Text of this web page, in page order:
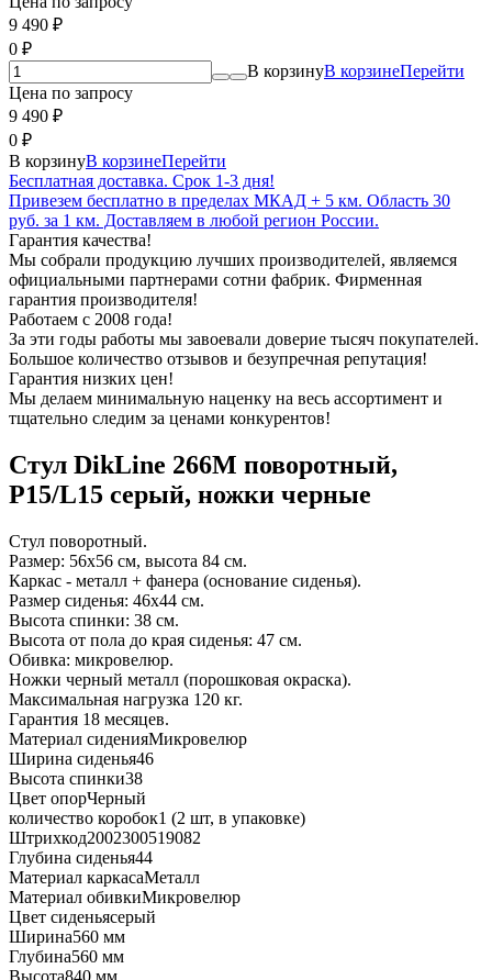
9 490 ₽
0 ₽
В корзинуВ корзинеПерейти
Цена по запросу
9 490 ₽
0 ₽
В корзинуВ корзинеПерейти
Бесплатная доставка. Срок 1-3 дня!
Привезем бесплатно в пределах МКАД + 5 км. Область 30
руб. за 1 км. Доставляем в любой регион России.
Гарантия качества!
Мы собрали продукцию лучших производителей, являемся
официальными партнерами сотни фабрик. Фирменная
гарантия производителя!
Работаем с 2008 года!
За эти годы работы мы завоевали доверие тысяч покупателей.
Большое количество отзывов и безупречная репутация!
Гарантия низких цен!
Мы делаем минимальную наценку на весь ассортимент и
тщательно следим за ценами конкурентов!
Стул DikLine 266M поворотный,
P15/L15 серый, ножки черные
Стул поворотный.
Размер: 56х56 см, высота 84 см.
Каркас - металл + фанера (основание сиденья).
Размер сиденья: 46х44 см.
Высота спинки: 38 см.
Высота от пола до края сиденья: 47 см.
Обивка: микровелюр.
Ножки черный металл (порошковая окраска).
Максимальная нагрузка 120 кг.
Гарантия 18 месяцев.
Материал сиденияМикровелюр
Ширина сиденья46
Высота спинки38
Цвет опорЧерный
количество коробок1 (2 шт, в упаковке)
Штрихкод2002300519082
Глубина сиденья44
Материал каркасаМеталл
Материал обивкиМикровелюр
Цвет сиденьясерый
Ширина560 мм
Глубина560 мм
Высота840 мм